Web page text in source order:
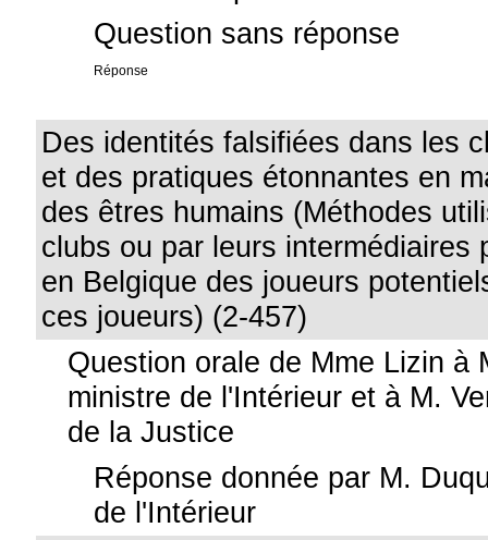
Question sans réponse
Réponse
Des identités falsifiées dans les
et des pratiques étonnantes en
des êtres humains (Méthodes
clubs ou par leurs intermédiaires
en Belgique des joueurs
ces joueurs) (2-457)
Question orale de Mme Lizin à
ministre de l'Intérieur et à M.
de la Justice
Réponse donnée par M.
de l'Intérieur